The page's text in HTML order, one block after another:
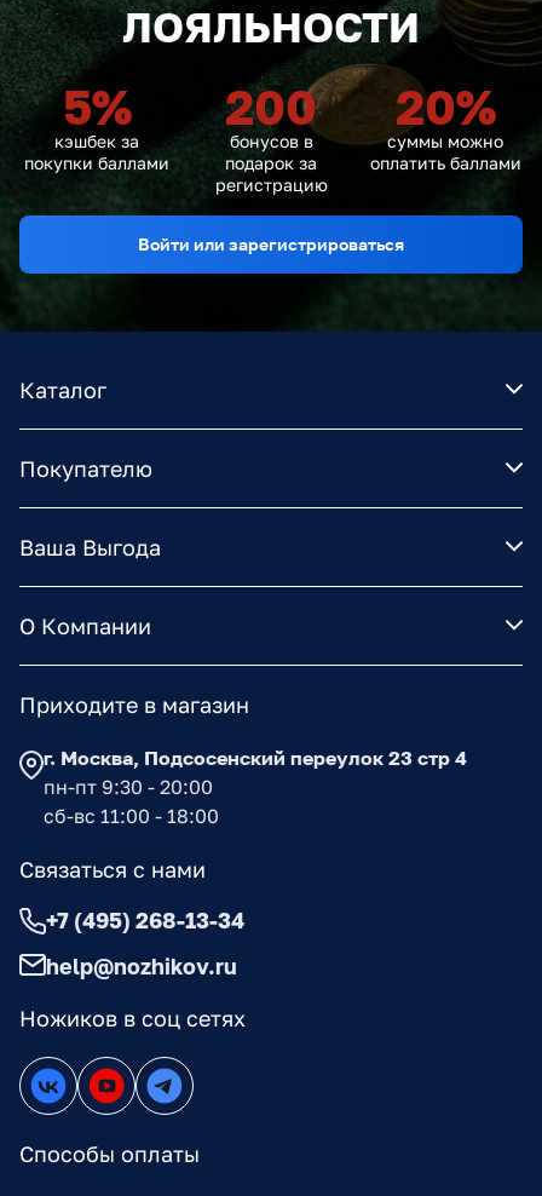
ЛОЯЛЬНОСТИ
5%
кэшбек за
покупки баллами
200
бонусов в
подарок за
регистрацию
20%
суммы можно
оплатить баллами
Войти или зарегистрироваться
Каталог
Покупателю
Ваша Выгода
О Компании
Ножиков в соц сетях
Способы оплаты
Приходите в магазин
г. Москва, Подсосенский переулок 23 стр 4
пн-пт 9:30 - 20:00
сб-вс 11:00 - 18:00
Связаться с нами
+7 (495) 268-13-34
help@nozhikov.ru